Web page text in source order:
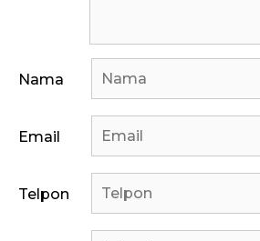
Nama
Email
Telpon